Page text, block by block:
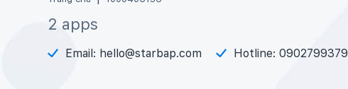
2 apps
Email: hello@starbap.com Hotline:0902799379